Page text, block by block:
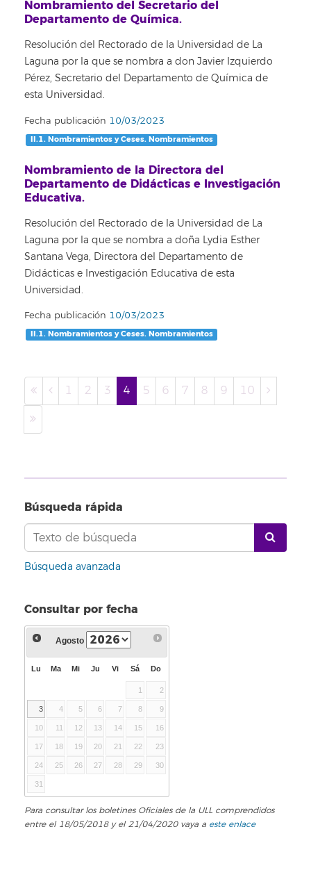
Nombramiento del Secretario del
Departamento de Química.
Resolución del Rectorado de la Universidad de La
Laguna por la que se nombra a don Javier Izquierdo
Pérez, Secretario del Departamento de Química de
esta Universidad.
Fecha publicación 10/03/2023
II.1. Nombramientos y Ceses. Nombramientos
Nombramiento de la Directora del
Departamento de Didácticas e Investigación
Educativa.
Resolución del Rectorado de la Universidad de La
Laguna por la que se nombra a doña Lydia Esther
Santana Vega, Directora del Departamento de
Didácticas e Investigación Educativa de esta
Universidad.
Fecha publicación 10/03/2023
II.1. Nombramientos y Ceses. Nombramientos
1 2 3 4 5 6 7 8 9 10
Búsqueda rápida
Búsqueda avanzada
Consultar por fecha
Agosto
Lu Ma Mi Ju Vi Sá Do
1 2
3 4 5 6 7 8 9
10 11 12 13 14 15 16
17 18 19 20 21 22 23
24 25 26 27 28 29 30
31
Para consultar los boletines Oficiales de la ULL comprendidos
entre el 18/05/2018 y el 21/04/2020 vaya a este enlace